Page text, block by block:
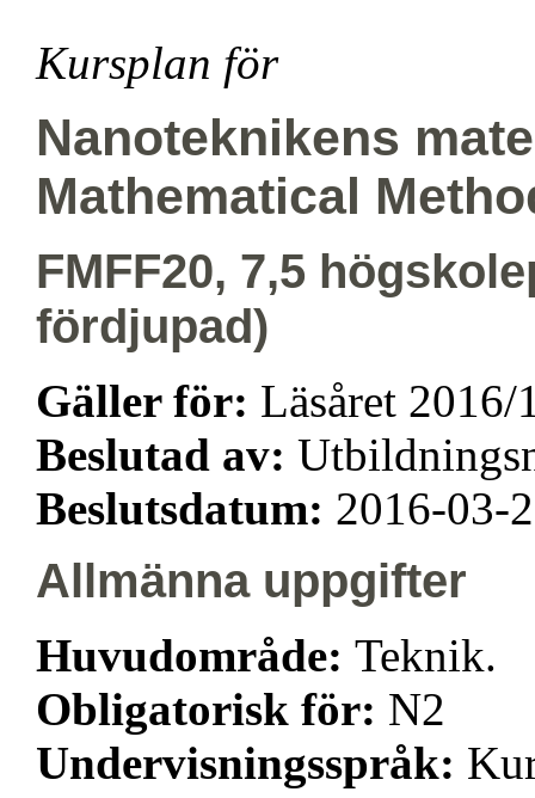
Kursplan för
Nanoteknikens
Mathematical
FMFF20, 7,5
fördjupad)
Gäller för: Läsåret 2016/
Beslutad av:
Beslutsdatum: 2016-03-
Allmänna uppgifter
Huvudområde: Teknik.
Obligatorisk för: N2
Undervisningsspråk: